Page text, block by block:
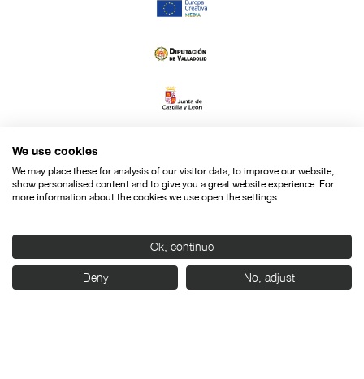
We use cookies
We may place these for analysis of our visitor data, to improve our website,
show personalised content and to give you a great website experience. For
more information about the cookies we use open the settings.
Ok, continue
Deny No, adjust